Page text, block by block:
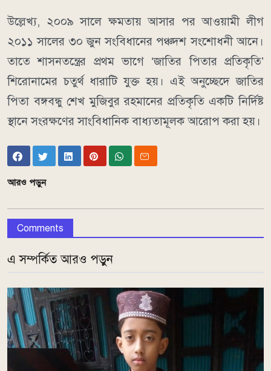
উল্লেখ্য, ২০০৯ সালে ক্ষমতায় আসার পর আওয়ামী লীগ
২০১১ সালের ৩০ জুন সংবিধানের পঞ্চদশ সংশোধনী আনে।
তাতে শাসনতন্ত্রের প্রথম ভাগে ‘জাতির পিতার প্রতিকৃতি’
শিরোনামের চতুর্থ ধারাটি যুক্ত হয়। এই অনুচ্ছেদে জাতির
পিতা বঙ্গবন্ধু শেখ মুজিবুর রহমানের প্রতিকৃতি একটি নির্দিষ্ট
স্থানে সংরক্ষণের সাংবিধানিক বাধ্যতামূলক আরোপ করা হয়।
আরও পড়ুন
Comments
এ সম্পর্কিত আরও পড়ুন